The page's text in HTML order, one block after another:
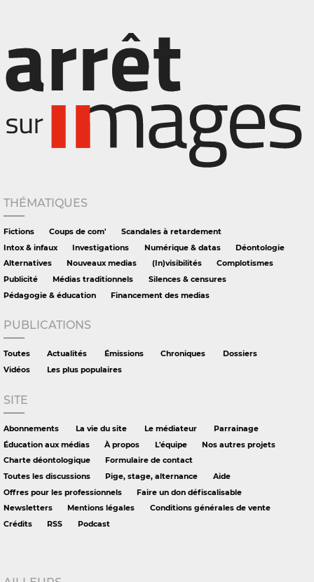
THÉMATIQUES
Fictions Coups de com'
Scandales à retardement
Intox & infaux
Investigations Numérique & datas
Déontologie
Alternatives
Nouveaux medias (In)visibilités
Complotismes
Publicité
Médias traditionnels
Silences & censures
Pédagogie & éducation
Financement des medias
PUBLICATIONS
Toutes Actualités Émissions Chroniques
Dossiers
Vidéos
Les plus populaires
SITE
Abonnements La vie du site Le médiateur
Parrainage
Éducation aux médias
À propos L'équipe
Nos autres projets
Charte déontologique
Formulaire de contact
Toutes les discussions
Pige, stage, alternance
Aide
Offres pour les professionnels
Faire un don défiscalisable
Newsletters
Mentions légales
Conditions générales de vente
Crédits
RSS Podcast